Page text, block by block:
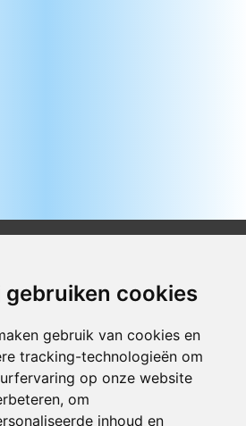
gebruiken cookies
gebruik van cookies en
tracking-technologieën om
op onze website
om
inhoud en